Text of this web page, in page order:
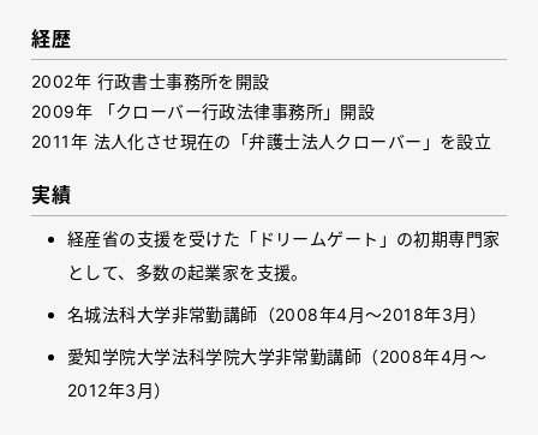
経歴
2002年 行政書士事務所を開設
2009年 「クローバー行政法律事務所」開設
2011年 法人化させ現在の「弁護士法人クローバー」を設立
実績
経産省の支援を受けた「ドリームゲート」の初期専門家
として、多数の起業家を支援。
名城法科大学非常勤講師（2008年4月～2018年3月）
愛知学院大学法科学院大学非常勤講師（2008年4月～
2012年3月）